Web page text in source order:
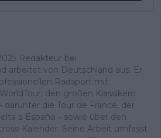
Redakteur bei
arbeitet von Deutschland aus. Er
Radsport mit
den großen Klassikern
darunter die Tour de France, der
a España – sowie über den
Kalender. Seine Arbeit umfasst